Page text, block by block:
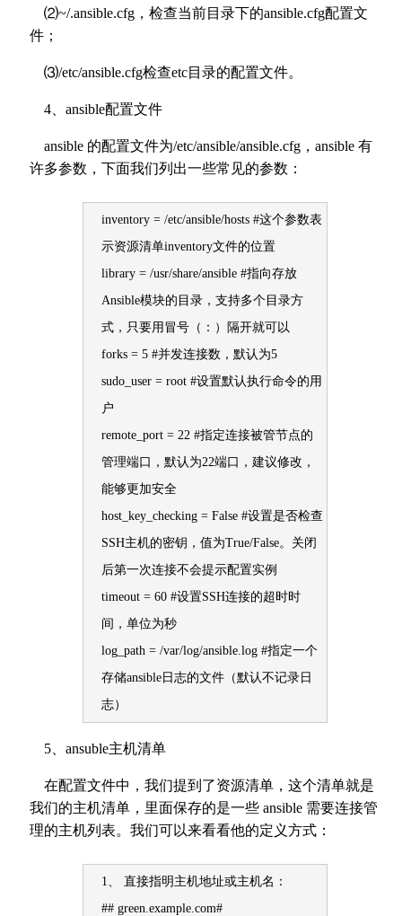
⑵~/.ansible.cfg，检查当前目录下的ansible.cfg配置文
件；
⑶/etc/ansible.cfg检查etc目录的配置文件。
4、ansible配置文件
ansible 的配置文件为/etc/ansible/ansible.cfg，ansible 有
许多参数，下面我们列出一些常见的参数：
inventory = /etc/ansible/hosts #这个参数表
示资源清单inventory文件的位置
library = /usr/share/ansible #指向存放
Ansible模块的目录，支持多个目录方
式，只要用冒号（：）隔开就可以
forks = 5 #并发连接数，默认为5
sudo_user = root #设置默认执行命令的用
户
remote_port = 22 #指定连接被管节点的
管理端口，默认为22端口，建议修改，
能够更加安全
host_key_checking = False #设置是否检查
SSH主机的密钥，值为True/False。关闭
后第一次连接不会提示配置实例
timeout = 60 #设置SSH连接的超时时
间，单位为秒
log_path = /var/log/ansible.log #指定一个
存储ansible日志的文件（默认不记录日
志）
5、ansuble主机清单
在配置文件中，我们提到了资源清单，这个清单就是
我们的主机清单，里面保存的是一些 ansible 需要连接管
理的主机列表。我们可以来看看他的定义方式：
1、 直接指明主机地址或主机名：
## green.example.com#